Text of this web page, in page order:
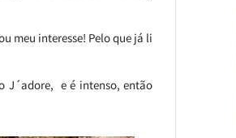
meu interesse! Pelo que já li
J´adore, e é intenso, então